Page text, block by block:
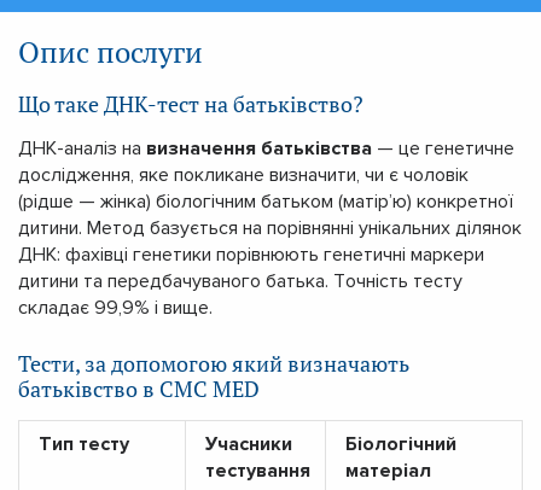
Опис послуги
Що таке ДНК-тест на батьківство?
ДНК-аналіз на визначення батьківства — це генетичне
дослідження, яке покликане визначити, чи є чоловік
(рідше — жінка) біологічним батьком (матір’ю) конкретної
дитини. Метод базується на порівнянні унікальних ділянок
ДНК: фахівці генетики порівнюють генетичні маркери
дитини та передбачуваного батька. Точність тесту
складає 99,9% і вище.
Тести, за допомогою який визначають
батьківство в CMC MED
Тип тесту
Учасники
тестування
Біологічний
матеріал